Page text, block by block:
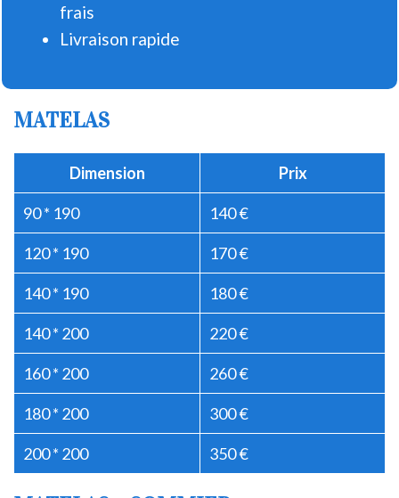
frais
Livraison rapide
MATELAS
Dimension Prix
90 * 190 140 €
120 * 190 170 €
140 * 190 180 €
140 * 200 220 €
160 * 200 260 €
180 * 200 300 €
200 * 200 350 €